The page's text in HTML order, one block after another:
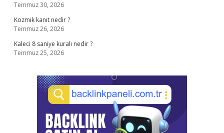
Temmuz 30, 2026
Kozmik kanıt nedir ?
Temmuz 26, 2026
Kaleci 8 saniye kuralı nedir ?
Temmuz 25, 2026